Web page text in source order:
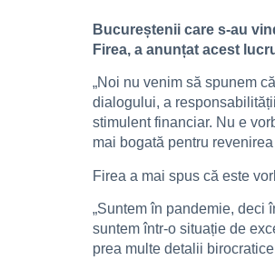
Bucureștenii care s-au
Firea, a anunțat acest
„Noi nu venim să spunem
dialogului, a
stimulent financiar. Nu e
mai bogată pentru
Firea a mai spus că este
„Suntem în pandemie, deci
suntem într-o situație de
prea multe detalii